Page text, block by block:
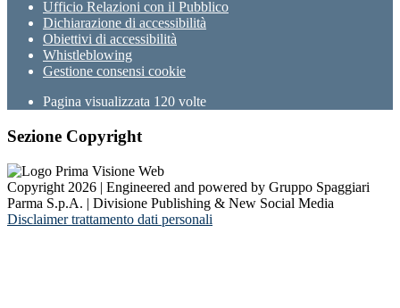
Ufficio Relazioni con il Pubblico
Dichiarazione di accessibilità
Obiettivi di accessibilità
Whistleblowing
Gestione consensi cookie
Pagina visualizzata 120 volte
Sezione Copyright
Copyright 2026 | Engineered and powered by Gruppo Spaggiari
Parma S.p.A. | Divisione Publishing & New Social Media
Disclaimer trattamento dati personali